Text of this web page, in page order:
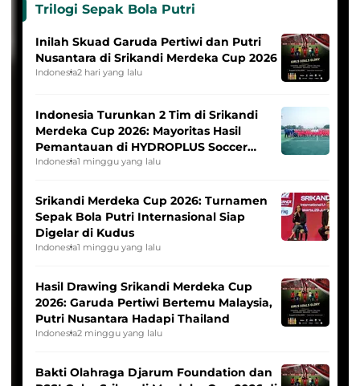
Trilogi Sepak Bola Putri
Inilah Skuad Garuda Pertiwi dan Putri
Nusantara di Srikandi Merdeka Cup 2026
Indonesia2 hari yang lalu
Indonesia Turunkan 2 Tim di Srikandi
Merdeka Cup 2026: Mayoritas Hasil
Pemantauan di HYDROPLUS Soccer
League
Indonesia1 minggu yang lalu
Srikandi Merdeka Cup 2026: Turnamen
Sepak Bola Putri Internasional Siap
Digelar di Kudus
Indonesia1 minggu yang lalu
Hasil Drawing Srikandi Merdeka Cup
2026: Garuda Pertiwi Bertemu Malaysia,
Putri Nusantara Hadapi Thailand
Indonesia2 minggu yang lalu
Bakti Olahraga Djarum Foundation dan